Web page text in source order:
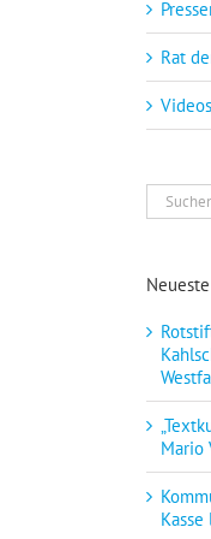
Rat
Videos
Suche
nach:
Mario